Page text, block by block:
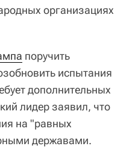
организациях
поручить
испытания
дополнительных
лидер заявил, что
на "равных
державами.